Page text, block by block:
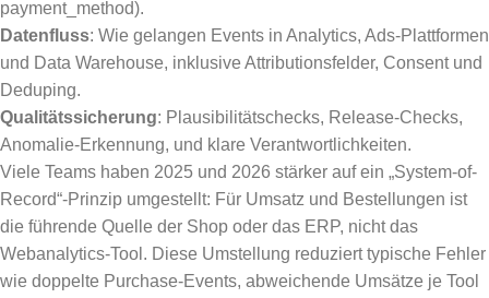
payment_method).
Datenfluss: Wie gelangen Events in Analytics, Ads-Plattformen
und Data Warehouse, inklusive Attributionsfelder, Consent und
Deduping.
Qualitätssicherung: Plausibilitätschecks, Release-Checks,
Anomalie-Erkennung, und klare Verantwortlichkeiten.
Viele Teams haben 2025 und 2026 stärker auf ein „System-of-
Record“-Prinzip umgestellt: Für Umsatz und Bestellungen ist
die führende Quelle der Shop oder das ERP, nicht das
Webanalytics-Tool. Diese Umstellung reduziert typische Fehler
wie doppelte Purchase-Events, abweichende Umsätze je Tool